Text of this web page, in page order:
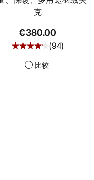
克
€380.00
(94)
比较